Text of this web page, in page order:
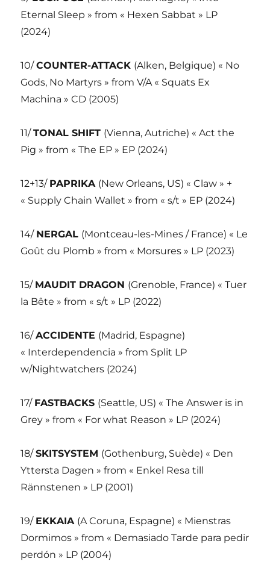
Eternal Sleep » from « Hexen Sabbat » LP
(2024)
10/COUNTER-ATTACK (Alken, Belgique) « No
Gods, No Martyrs » from V/A « Squats Ex
Machina » CD (2005)
11/TONAL SHIFT (Vienna, Autriche) « Act the
Pig » from « The EP » EP (2024)
12+13/ PAPRIKA (New Orleans, US) « Claw » +
« Supply Chain Wallet » from « s/t » EP (2024)
14/ NERGAL (Montceau-les-Mines / France) « Le
Goût du Plomb » from « Morsures » LP (2023)
15/ MAUDIT DRAGON (Grenoble, France) « Tuer
la Bête » from « s/t » LP (2022)
16/ACCIDENTE (Madrid, Espagne)
« Interdependencia » from Split LP
w/Nightwatchers (2024)
17/ FASTBACKS (Seattle, US) « The Answer is in
Grey » from « For what Reason » LP (2024)
18/SKITSYSTEM (Gothenburg, Suède) « Den
Yttersta Dagen » from « Enkel Resa till
Rännstenen » LP (2001)
19/ EKKAIA (A Coruna, Espagne) « Mienstras
Dormimos » from « Demasiado Tarde para pedir
perdón » LP (2004)